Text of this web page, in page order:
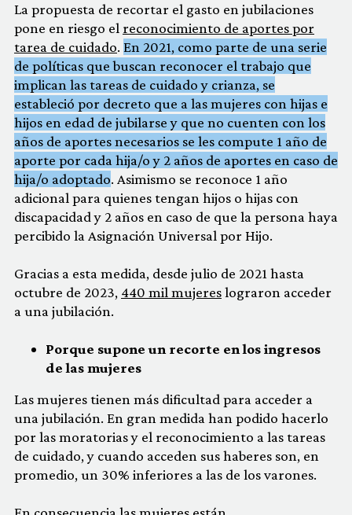
La propuesta de recortar el gasto en jubilaciones
pone en riesgo el reconocimiento de aportes por
tarea de cuidado. En 2021, como parte de una serie
de políticas que buscan reconocer el trabajo que
implican las tareas de cuidado y crianza, se
estableció por decreto que a las mujeres con hijas e
hijos en edad de jubilarse y que no cuenten con los
años de aportes necesarios se les compute 1 año de
aporte por cada hija/o y 2 años de aportes en caso de
hija/o adoptado. Asimismo se reconoce 1 año
adicional para quienes tengan hijos o hijas con
discapacidad y 2 años en caso de que la persona haya
percibido la Asignación Universal por Hijo.
Gracias a esta medida, desde julio de 2021 hasta
octubre de 2023, 440 mil mujereslograron acceder
a una jubilación.
Porque supone un recorte en los ingresos
de las mujeres
Las mujeres tienen más dificultad para acceder a
una jubilación. En gran medida han podido hacerlo
por las moratorias y el reconocimiento a las tareas
de cuidado, y cuando acceden sus haberes son, en
promedio, un 30% inferiores a las de los varones.